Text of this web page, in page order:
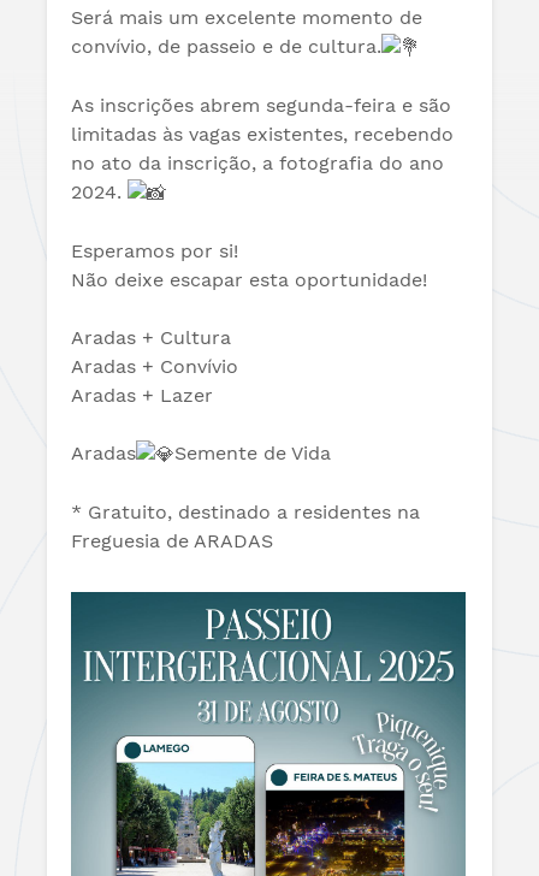
Será mais um excelente momento de
convívio, de passeio e de cultura.
As inscrições abrem segunda-feira e são
limitadas às vagas existentes, recebendo
no ato da inscrição, a fotografia do ano
2024.
Esperamos por si!
Não deixe escapar esta oportunidade!
Aradas + Cultura
Aradas + Convívio
Aradas + Lazer
Aradas Semente de Vida
* Gratuito, destinado a residentes na
Freguesia de ARADAS